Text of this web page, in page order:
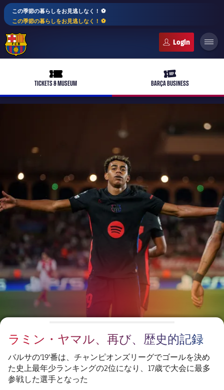
この季節の暮らしをお見逃しなく！ ⚽️
この季節の暮らしをお見逃しなく！ ⚽️
ticket-full
TICKETS & MUSEUM
ticket-vip
BARÇA BUSINESS
バルサアカデミー
plusicon
label.aria.plus
10年毎
会長
レジェンド
監督
plusicon
label.aria.plus
プレスパス
Facilities
トップチーム
女子サッカー
plusicon
label.aria.plus
スケジュール
結果
順位表
バルサAtlètic
plusicon
label.aria.plus
スケジュール
チケット
結果
PLUSICON
LABEL.ARIA.PLUS
トップチーム
plusicon
label.aria.plus
スケジュール
チケット
結果
順位表
PLUSICON
LABEL.ARIA.PLUS
トップチーム
スケジュール
チケット
PLUSICON
LABEL.ARIA.PLUS
トップチーム
plusicon
label.aria.plus
ラミン・ヤマル、再び、歴史的記録
バルサの‘19’番は、チャンピオンズリーグでゴールを決め
た史上最年少ランキングの2位になり、17歳で大会に最多
参戦した選手となった